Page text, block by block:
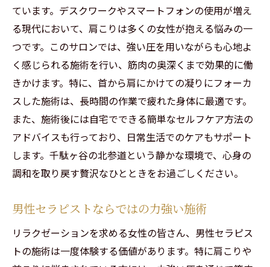
ています。デスクワークやスマートフォンの使用が増え
る現代において、肩こりは多くの女性が抱える悩みの一
つです。このサロンでは、強い圧を用いながらも心地よ
く感じられる施術を行い、筋肉の奥深くまで効果的に働
きかけます。特に、首から肩にかけての凝りにフォーカ
スした施術は、長時間の作業で疲れた身体に最適です。
また、施術後には自宅でできる簡単なセルフケア方法の
アドバイスも行っており、日常生活でのケアもサポート
します。千駄ヶ谷の北参道という静かな環境で、心身の
調和を取り戻す贅沢なひとときをお過ごしください。
男性セラピストならではの力強い施術
リラクゼーションを求める女性の皆さん、男性セラピス
トの施術は一度体験する価値があります。特に肩こりや